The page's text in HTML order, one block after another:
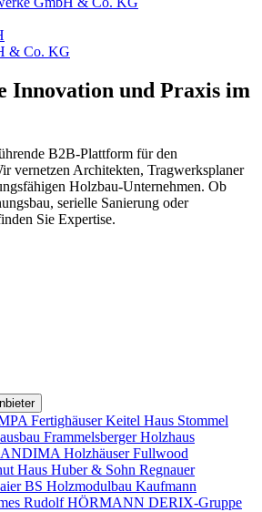
Innovation und Praxis im
B2B-Plattform für den
vernetzen Architekten, Tragwerksplaner
Holzbau-Unternehmen. Ob
serielle Sanierung oder
Sie Expertise.
FertighäuserKeitel Haus Stommel
Frammelsberger Holzhaus
HolzhäuserFullwood
Haus Huber & Sohn Regnauer
BS Holzmodulbau Kaufmann
Rudolf HÖRMANN DERIX-Gruppe